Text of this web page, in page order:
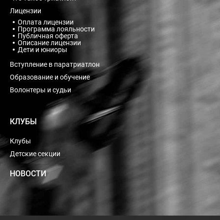
Лицензии
Оплата лицензии
Программа лояльности
Публичная оферта
Описание лицензии
Дети и юниоры
Вступление в паратриатлон
Образование и обучение
Волонтеры и судьи
КЛУБЫ
Клубы
Детские секции
НОВОСТИ